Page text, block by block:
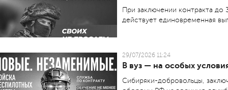
При заключении контракта до
действует единовременная
29/07/2026 11:24
В вуз — на особых
Сибиряки-добровольцы,